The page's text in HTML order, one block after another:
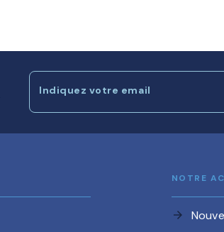
Indiquez votre email
NOTRE
arrow_forward